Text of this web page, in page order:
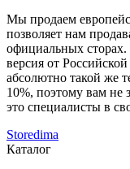
Мы продаем
позволяет нам
официальных
версия от
абсолютно такой же
10%, поэтому вам
это специалисты в
Storedima
Каталог